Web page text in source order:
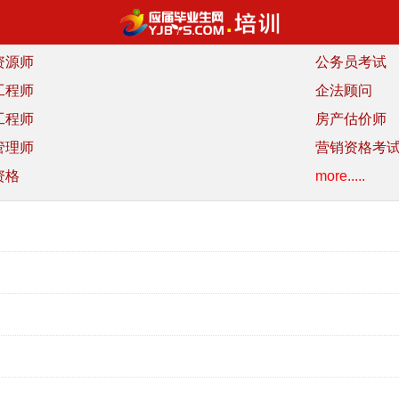
源师
公务员考试
程师
企法顾问
程师
房产估价师
理师
营销资格考
格
more.....